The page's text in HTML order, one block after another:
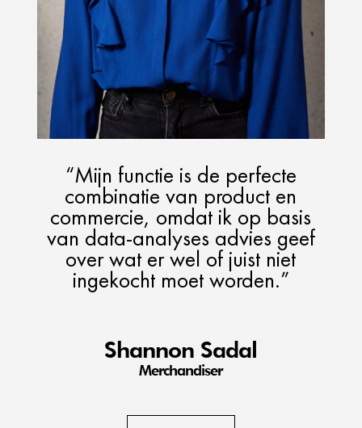
“Mijn functie is de perfecte
combinatie van product en
commercie, omdat ik op basis
van data-analyses advies geef
over wat er wel of juist niet
ingekocht moet worden.”
Shannon Sadal
Merchandiser